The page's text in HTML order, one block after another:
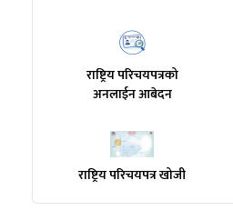
राष्ट्रिय परिचयपत्रको
अनलाईन आबेदन
राष्ट्रिय परिचयपत्र खोजी